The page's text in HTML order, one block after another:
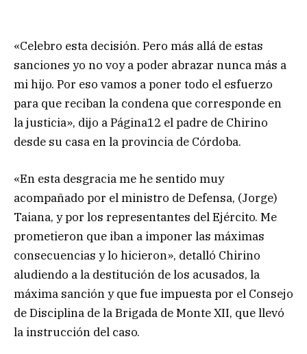
«Celebro esta decisión. Pero más allá de estas
sanciones yo no voy a poder abrazar nunca más a
mi hijo. Por eso vamos a poner todo el esfuerzo
para que reciban la condena que corresponde en
la justicia», dijo a Página12 el padre de Chirino
desde su casa en la provincia de Córdoba.
«En esta desgracia me he sentido muy
acompañado por el ministro de Defensa, (Jorge)
Taiana, y por los representantes del Ejército. Me
prometieron que iban a imponer las máximas
consecuencias y lo hicieron», detalló Chirino
aludiendo a la destitución de los acusados, la
máxima sanción y que fue impuesta por el Consejo
de Disciplina de la Brigada de Monte XII, que llevó
la instrucción del caso.